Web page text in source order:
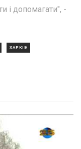
і допомагати", -
ХАРКІВ